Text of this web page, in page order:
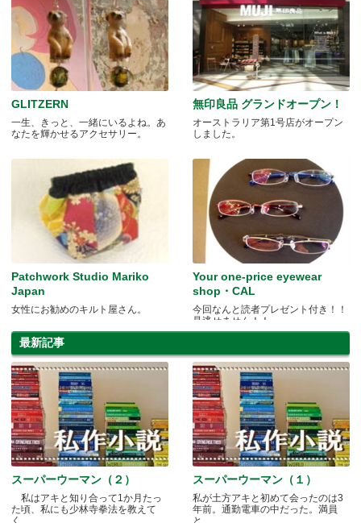
GLITZERN
一生、きっと、一緒にいるよね。あ
なたを輝かせるアクセサリー。
無印良品 グランドオープン！
オーストラリア第1号店がオープン
しました。
Patchwork Studio Mariko
Japan
女性にお勧めのキルト屋さん。
Your one-price eyewear
shop・CAL
今回なんと読者プレゼント付き！！
見逃せません！！
最新記事
スーパーウーマン（２）
私はアキと知り合って1か月たっ
た頃、私にも少林寺拳法を教えて
く.....
スーパーウーマン（１）
私が土方アキと初めて会ったのは3
年前。通勤電車の中だった。満員
と.....